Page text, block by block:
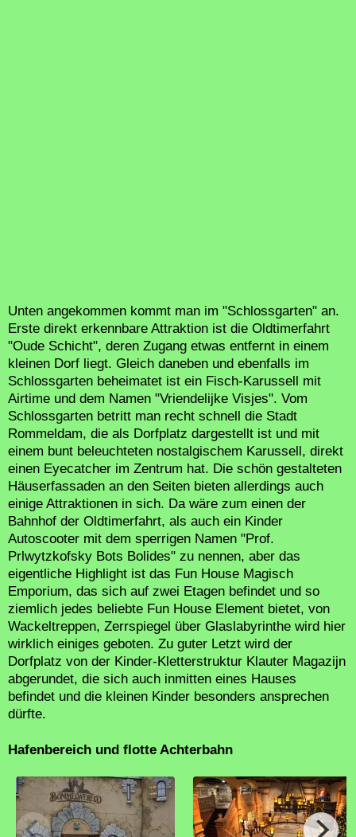
Unten angekommen kommt man im "Schlossgarten" an.
Erste direkt erkennbare Attraktion ist die Oldtimerfahrt
"Oude Schicht", deren Zugang etwas entfernt in einem
kleinen Dorf liegt. Gleich daneben und ebenfalls im
Schlossgarten beheimatet ist ein Fisch-Karussell mit
Airtime und dem Namen "Vriendelijke Visjes". Vom
Schlossgarten betritt man recht schnell die Stadt
Rommeldam, die als Dorfplatz dargestellt ist und mit
einem bunt beleuchteten nostalgischem Karussell, direkt
einen Eyecatcher im Zentrum hat. Die schön gestalteten
Häuserfassaden an den Seiten bieten allerdings auch
einige Attraktionen in sich. Da wäre zum einen der
Bahnhof der Oldtimerfahrt, als auch ein Kinder
Autoscooter mit dem sperrigen Namen "Prof.
Prlwytzkofsky Bots Bolides" zu nennen, aber das
eigentliche Highlight ist das Fun House Magisch
Emporium, das sich auf zwei Etagen befindet und so
ziemlich jedes beliebte Fun House Element bietet, von
Wackeltreppen, Zerrspiegel über Glaslabyrinthe wird hier
wirklich einiges geboten. Zu guter Letzt wird der
Dorfplatz von der Kinder-Kletterstruktur Klauter Magazijn
abgerundet, die sich auch inmitten eines Hauses
befindet und die kleinen Kinder besonders ansprechen
dürfte.
Hafenbereich und flotte Achterbahn